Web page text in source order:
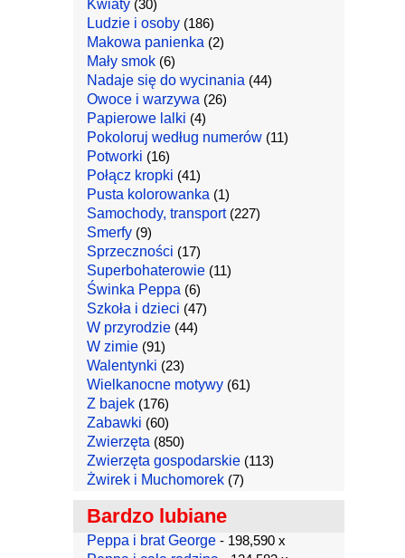
Kwiaty(30)
Ludzie i osoby(186)
Makowa panienka (2)
Mały smok(6)
Nadaje się do wycinania (44)
Owoce i warzywa (26)
Papierowe lalki (4)
Pokoloruj według numerów(11)
Potworki (16)
Połącz kropki (41)
Pusta kolorowanka (1)
Samochody, transport(227)
Smerfy(9)
Sprzeczności (17)
Superbohaterowie(11)
Świnka Peppa (6)
Szkoła i dzieci (47)
W przyrodzie(44)
W zimie(91)
Walentynki (23)
Wielkanocne motywy(61)
Z bajek(176)
Zabawki (60)
Zwierzęta (850)
Zwierzęta gospodarskie(113)
Żwirek i Muchomorek(7)
Bardzo lubiane
Peppa i brat George- 198,590 x